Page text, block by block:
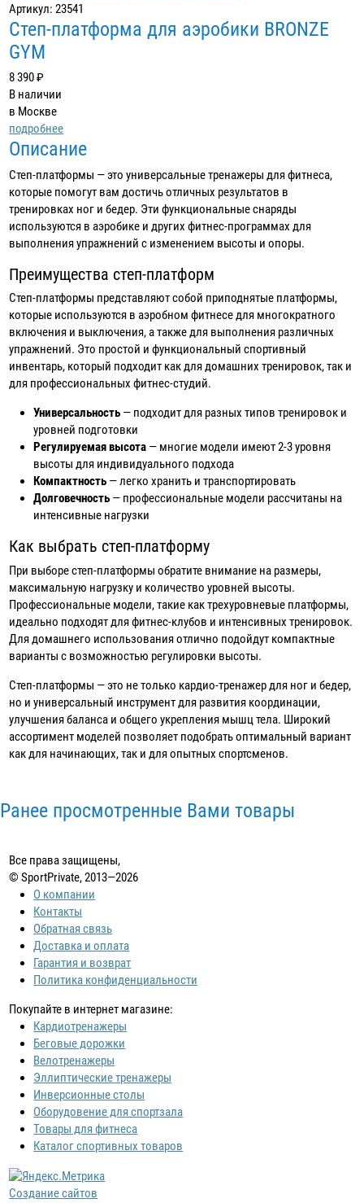
Артикул: 23541
Степ-платформа для аэробики BRONZE
GYM
8 390 ₽
В наличии
в Москве
подробнее
Описание
Степ-платформы — это универсальные тренажеры для фитнеса,
которые помогут вам достичь отличных результатов в
тренировках ног и бедер. Эти функциональные снаряды
используются в аэробике и других фитнес-программах для
выполнения упражнений с изменением высоты и опоры.
Преимущества степ-платформ
Степ-платформы представляют собой приподнятые платформы,
которые используются в аэробном фитнесе для многократного
включения и выключения, а также для выполнения различных
упражнений. Это простой и функциональный спортивный
инвентарь, который подходит как для домашних тренировок, так и
для профессиональных фитнес-студий.
Универсальность — подходит для разных типов тренировок и
уровней подготовки
Регулируемая высота — многие модели имеют 2-3 уровня
высоты для индивидуального подхода
Компактность — легко хранить и транспортировать
Долговечность — профессиональные модели рассчитаны на
интенсивные нагрузки
Как выбрать степ-платформу
При выборе степ-платформы обратите внимание на размеры,
максимальную нагрузку и количество уровней высоты.
Профессиональные модели, такие как трехуровневые платформы,
идеально подходят для фитнес-клубов и интенсивных тренировок.
Для домашнего использования отлично подойдут компактные
варианты с возможностью регулировки высоты.
Степ-платформы — это не только кардио-тренажер для ног и бедер,
но и универсальный инструмент для развития координации,
улучшения баланса и общего укрепления мышц тела. Широкий
ассортимент моделей позволяет подобрать оптимальный вариант
как для начинающих, так и для опытных спортсменов.
Ранее просмотренные Вами товары
Все права защищены,
© SportPrivate, 2013—2026
О компании
Контакты
Обратная связь
Доставка и оплата
Гарантия и возврат
Политика конфиденциальности
Покупайте в интернет магазине:
Кардиотренажеры
Беговые дорожки
Велотренажеры
Эллиптические тренажеры
Инверсионные столы
Оборудовение для спортзала
Товары для фитнеса
Каталог спортивных товаров
Создание сайтов